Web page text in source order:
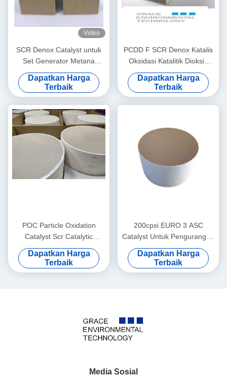
Video
SCR Denox Catalyst untuk
Set Generator Metana
Batubara (Standar Euro II-V)
Dapatkan Harga
Terbaik
PCDD F SCR Denox Katalis
Oksidasi Katalitik Dioksin
Efek Ganda TiO2 Berbasis
V2O5 WO3
Dapatkan Harga
Terbaik
POC Particle Oxidation
Catalyst Scr Catalytic
Converter 100cpi Emisi
Mobil
Dapatkan Harga
Terbaik
200cpsi EURO 3 ASC
Catalyst Untuk Pengurangan
Nox Oleh Amonia Scr
Dapatkan Harga
Terbaik
Media Sosial